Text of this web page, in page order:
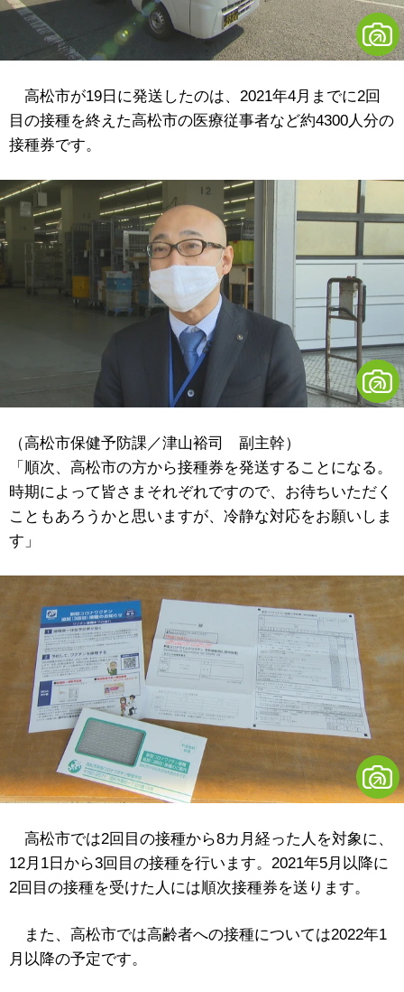
高松市が19日に発送したのは、2021年4月までに2回
目の接種を終えた高松市の医療従事者など約4300人分の
接種券です。
（高松市保健予防課／津山裕司 副主幹）
「順次、高松市の方から接種券を発送することになる。
時期によって皆さまそれぞれですので、お待ちいただく
こともあろうかと思いますが、冷静な対応をお願いしま
す」
高松市では2回目の接種から8カ月経った人を対象に、
12月1日から3回目の接種を行います。2021年5月以降に
2回目の接種を受けた人には順次接種券を送ります。
また、高松市では高齢者への接種については2022年1
月以降の予定です。